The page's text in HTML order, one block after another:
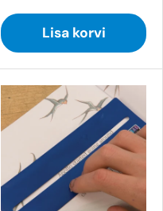
Lisa korvi